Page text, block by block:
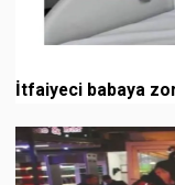
İtfaiyeci babaya